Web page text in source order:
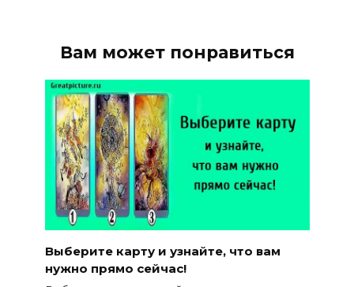
Вам может понравиться
Выберите карту и узнайте, что вам
нужно прямо сейчас!